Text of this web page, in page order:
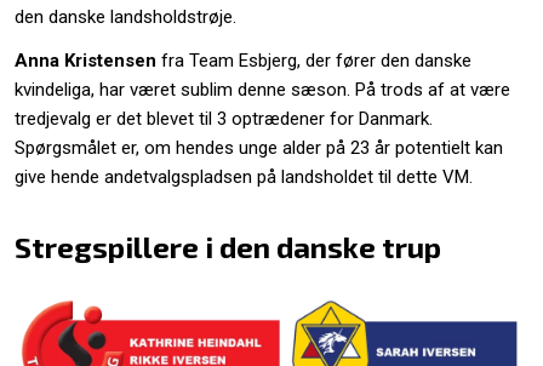
den danske landsholdstrøje.
Anna Kristensen fra Team Esbjerg, der fører den danske
kvindeliga, har været sublim denne sæson. På trods af at være
tredjevalg er det blevet til 3 optrædener for Danmark.
Spørgsmålet er, om hendes unge alder på 23 år potentielt kan
give hende andetvalgspladsen på landsholdet til dette VM.
Stregspillere i den danske trup